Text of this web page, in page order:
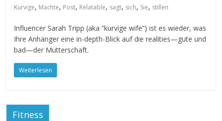
Kurvige, Machte, Post, Relatable, sagt, sich, Sie, stillen
Influencer Sarah Tripp (aka “kurvige wife”) ist es wieder, was
Ihre Anhänger eine in-depth-Blick auf die realities—gute und
bad—der Mutterschaft.
Weiterlesen
Fitness